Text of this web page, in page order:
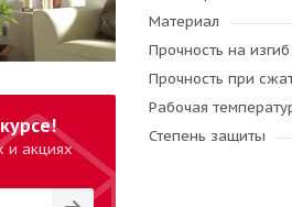
Материал
Прочность на изгиб
Прочность при
Рабочая
Степень защиты
и акциях